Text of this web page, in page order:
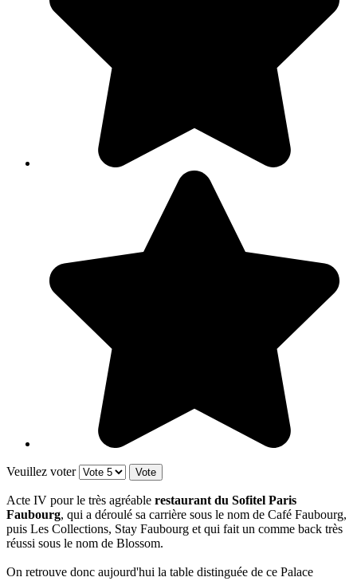
Veuillez voter
Acte IV pour le très agréable restaurant du Sofitel Paris
Faubourg, qui a déroulé sa carrière sous le nom de Café Faubourg,
puis Les Collections, Stay Faubourg et qui fait un comme back très
réussi sous le nom de Blossom.
On retrouve donc aujourd'hui la table distinguée de ce Palace